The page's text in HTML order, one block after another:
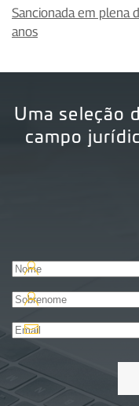
Sancionada em plena
anos
Uma seleção
campo